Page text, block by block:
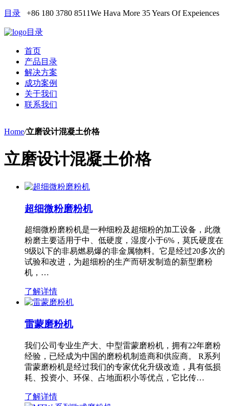
目录 +86 180 3780 8511We Hava More 35 Years Of Expeiences
目录
首页
产品目录
解决方案
成功案例
关于我们
联系我们
Home/立磨设计混凝土价格
立磨设计混凝土价格
超细微粉磨粉机
超细微粉磨粉机是一种细粉及超细粉的加工设备，此微
粉磨主要适用于中、低硬度，湿度小于6%，莫氏硬度在
9级以下的非易燃易爆的非金属物料。它是经过20多次的
试验和改进，为超细粉的生产而研发制造的新型磨粉
机，…
了解详情
雷蒙磨粉机
我们公司专业生产大、中型雷蒙磨粉机，拥有22年磨粉
经验，已经成为中国的磨粉机制造商和供应商。 R系列
雷蒙磨粉机是经过我们的专家优化升级改造，具有低损
耗、投资小、环保、占地面积小等优点，它比传…
了解详情